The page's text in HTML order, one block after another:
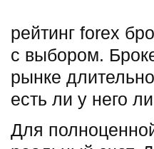
рейтинг forex
с выбором.
рынке
есть ли у него
Для